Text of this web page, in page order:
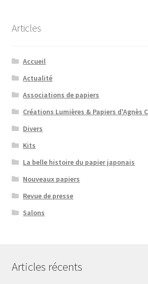
Articles
Accueil
Actualité
Associations de papiers
Créations Lumières & Papiers d'Agnès
Divers
Kits
La belle histoire du papier japonais
Nouveaux papiers
Revue de presse
Salons
Articles récents